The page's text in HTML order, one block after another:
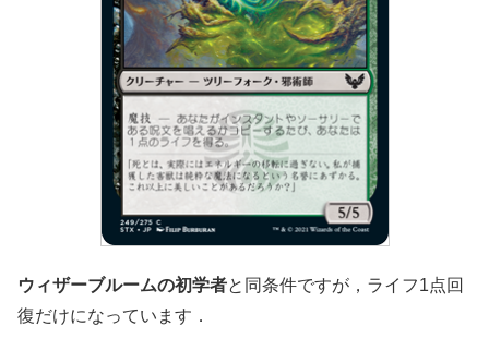
ウィザーブルームの初学者と同条件ですが，ライフ1点回
復だけになっています．